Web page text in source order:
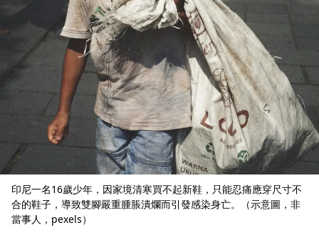
印尼一名16歲少年，因家境清寒買不起新鞋，只能忍痛應穿尺寸不
合的鞋子，導致雙腳嚴重腫脹潰爛而引發感染身亡。（示意圖，非
當事人，pexels）